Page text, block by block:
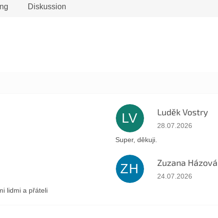
Diskussion
LV Luděk Vostry
Die Shop-
28.07.2026
Super, děkuji.
lidmi a přáteli
ZH Zuzana Házová
Die Shop-
24.07.2026